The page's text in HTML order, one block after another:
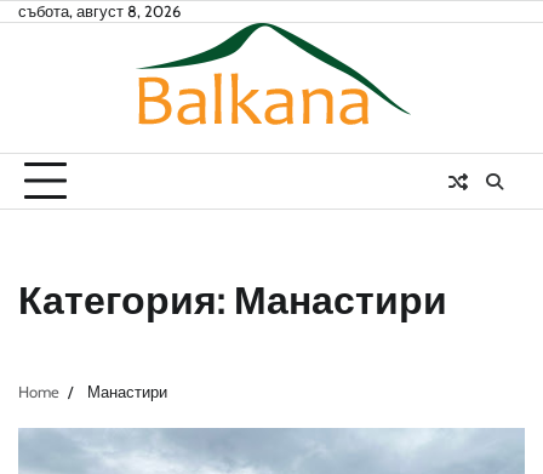
Skipсъбота, август 8, 2026
Категория: Манастири
Home Манастири